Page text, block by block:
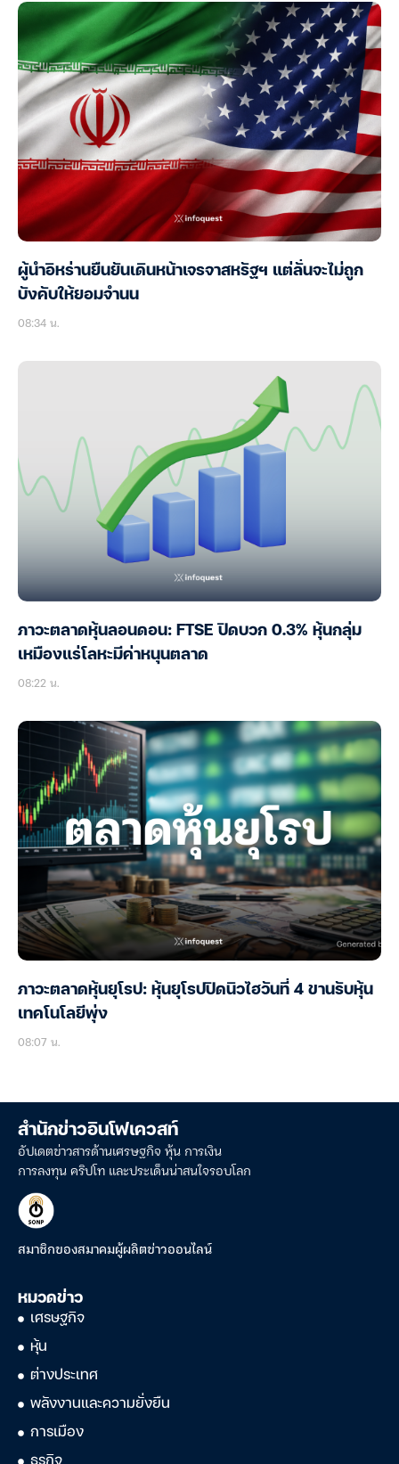
ผู้นำอิหร่านยืนยันเดินหน้าเจรจาสหรัฐฯ แต่ลั่นจะไม่ถูก
บังคับให้ยอมจำนน
08:34 น.
ภาวะตลาดหุ้นลอนดอน: FTSE ปิดบวก 0.3% หุ้นกลุ่ม
เหมืองแร่โลหะมีค่าหนุนตลาด
08:22 น.
ภาวะตลาดหุ้นยุโรป: หุ้นยุโรปปิดนิวไฮวันที่ 4 ขานรับหุ้น
เทคโนโลยีพุ่ง
08:07 น.
สำนักข่าวอินโฟเควสท์
อัปเดตข่าวสารด้านเศรษฐกิจ หุ้น การเงิน
การลงทุน คริปโท และประเด็นน่าสนใจรอบโลก
สมาชิกของสมาคมผู้ผลิตข่าวออนไลน์
หมวดข่าว
เศรษฐกิจ
หุ้น
ต่างประเทศ
พลังงานและความยั่งยืน
การเมือง
ธุรกิจ